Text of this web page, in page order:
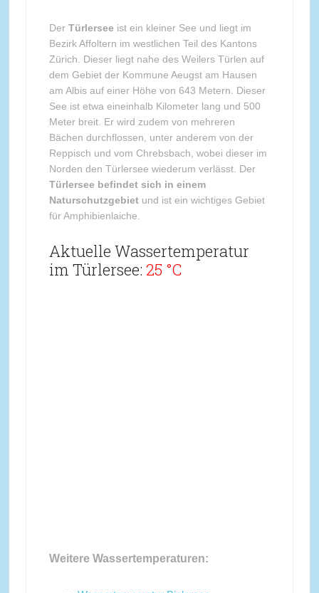
Der Türlersee ist ein kleiner See und liegt im
Bezirk Affoltern im westlichen Teil des Kantons
Zürich. Dieser liegt nahe des Weilers Türlen auf
dem Gebiet der Kommune Aeugst am Hausen
am Albis auf einer Höhe von 643 Metern. Dieser
See ist etwa eineinhalb Kilometer lang und 500
Meter breit. Er wird zudem von mehreren
Bächen durchflossen, unter anderem von der
Reppisch und vom Chrebsbach, wobei dieser im
Norden den Türlersee wiederum verlässt. Der
Türlersee befindet sich in einem
Naturschutzgebietund ist ein wichtiges Gebiet
für Amphibienlaiche.
Aktuelle Wassertemperatur
im Türlersee: 25 °C
Weitere Wassertemperaturen: